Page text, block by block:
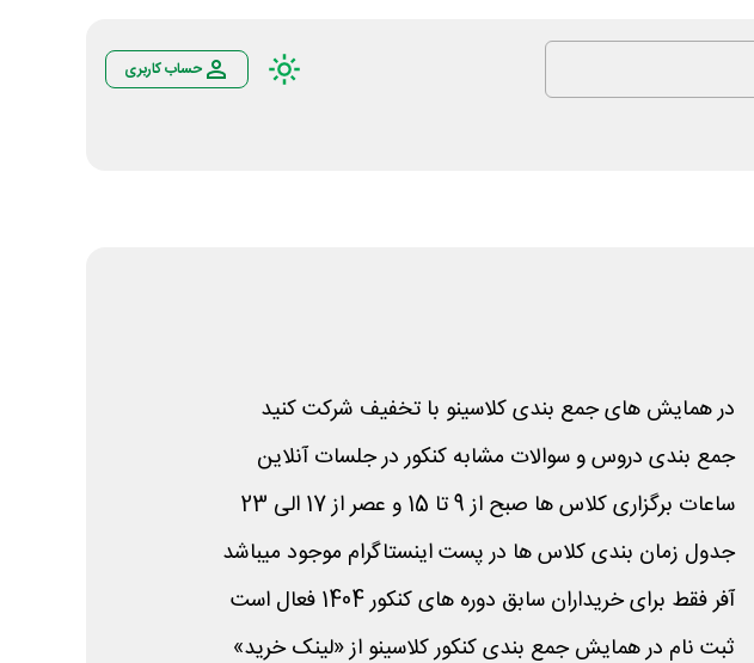
حساب کاربری
در همایش های جمع بندی کلاسینو با تخفیف شرکت کنید
جمع بندی دروس و سوالات مشابه کنکور در جلسات آنلاین
ساعات برگزاری کلاس ها صبح از 9 تا 15 و عصر از 17 الی 23
جدول زمان بندی کلاس ها در پست اینستاگرام موجود میباشد
آفر فقط برای خریداران سابق دوره های کنکور 1404 فعال است
ثبت نام در همایش جمع بندی کنکور کلاسینو از «لینک خرید»